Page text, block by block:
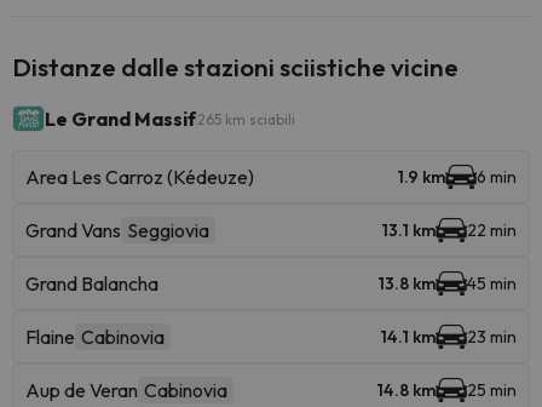
Distanze dalle stazioni sciistiche vicine
Le Grand Massif265 km sciabili
Area Les Carroz (Kédeuze) 1.9 km 6 min
Grand Vans Seggiovia 13.1 km 22 min
Grand Balancha 13.8 km 45 min
Flaine Cabinovia 14.1 km 23 min
Aup de Veran Cabinovia 14.8 km 25 min